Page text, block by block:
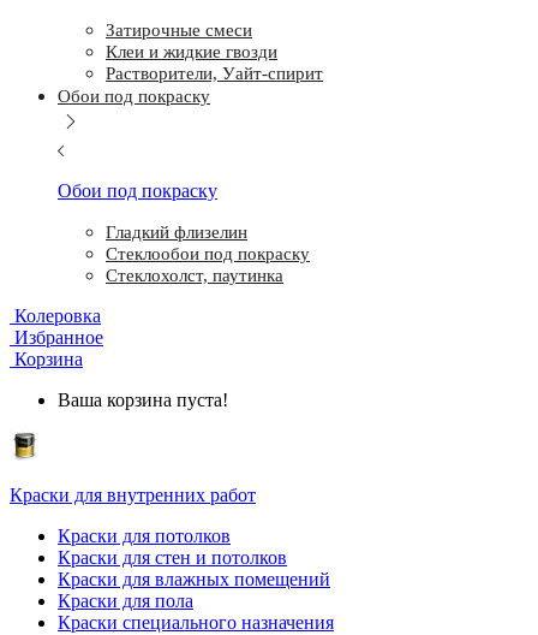
Затирочные смеси
Клеи и жидкие гвозди
Растворители, Уайт-спирит
Обои под покраску
Обои под покраску
Гладкий флизелин
Стеклообои под покраску
Стеклохолст, паутинка
Колеровка
Избранное
Корзина
Ваша корзина пуста!
Краски для внутренних работ
Краски для потолков
Краски для стен и потолков
Краски для влажных помещений
Краски для пола
Краски специального назначения